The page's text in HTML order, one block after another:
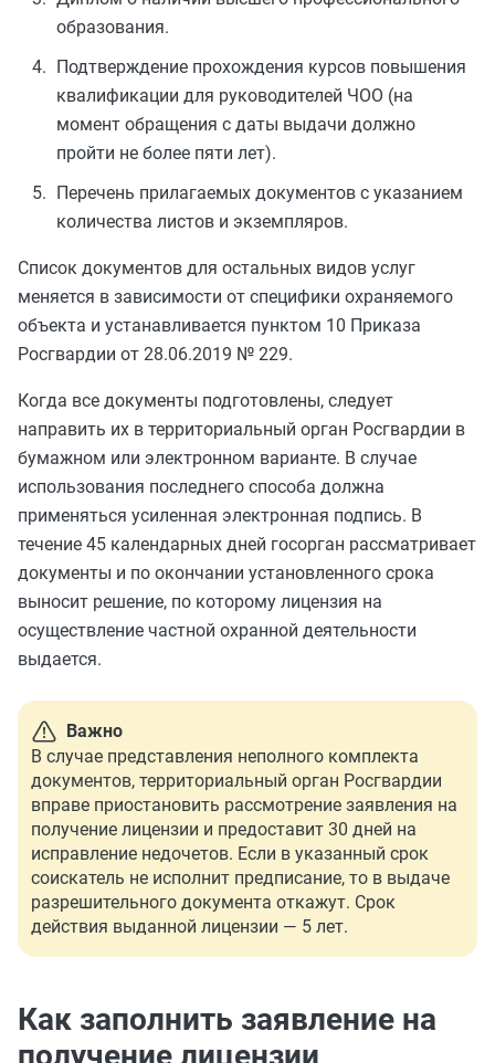
образования.
Подтверждение прохождения курсов повышения
квалификации для руководителей ЧОО (на
момент обращения с даты выдачи должно
пройти не более пяти лет).
Перечень прилагаемых документов с указанием
количества листов и экземпляров.
Список документов для остальных видов услуг
меняется в зависимости от специфики охраняемого
объекта и устанавливается пунктом 10 Приказа
Росгвардии от 28.06.2019 № 229.
Когда все документы подготовлены, следует
направить их в территориальный орган Росгвардии в
бумажном или электронном варианте. В случае
использования последнего способа должна
применяться усиленная электронная подпись. В
течение 45 календарных дней госорган рассматривает
документы и по окончании установленного срока
выносит решение, по которому лицензия на
осуществление частной охранной деятельности
выдается.
Важно
В случае представления неполного комплекта
документов, территориальный орган Росгвардии
вправе приостановить рассмотрение заявления на
получение лицензии и предоставит 30 дней на
исправление недочетов. Если в указанный срок
соискатель не исполнит предписание, то в выдаче
разрешительного документа откажут. Срок
действия выданной лицензии — 5 лет.
Как заполнить заявление на